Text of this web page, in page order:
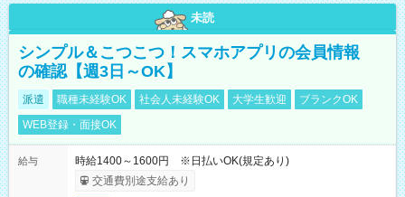
未読
シンプル＆こつこつ！スマホアプリの会員情報
の確認【週3日～OK】
派遣 職種未経験OK 社会人未経験OK 大学生歓迎
ブランクOK
WEB登録・面接OK
給与
時給1400～1600円 ※日払いOK(規定あり)
交通費別途支給あり